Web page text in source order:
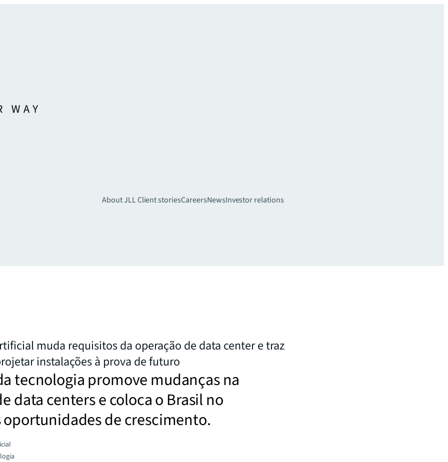
About JLLClient storiesCareersNewsInvestor relations
muda requisitos da operação de data center e traz
instalações à prova de futuro
tecnologia promove mudanças na
data centers e coloca o Brasil no
de crescimento.